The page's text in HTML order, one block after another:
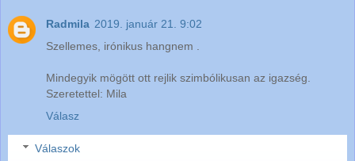
Radmila 2019. január 21. 9:02
Szellemes, irónikus hangnem .
Mindegyik mögött ott rejlik szimbólikusan az igazség.
Szeretettel: Mila
Válasz
Válaszok